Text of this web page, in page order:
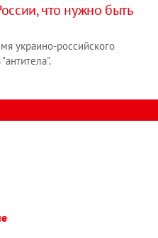
что нужно быть
украино-российского